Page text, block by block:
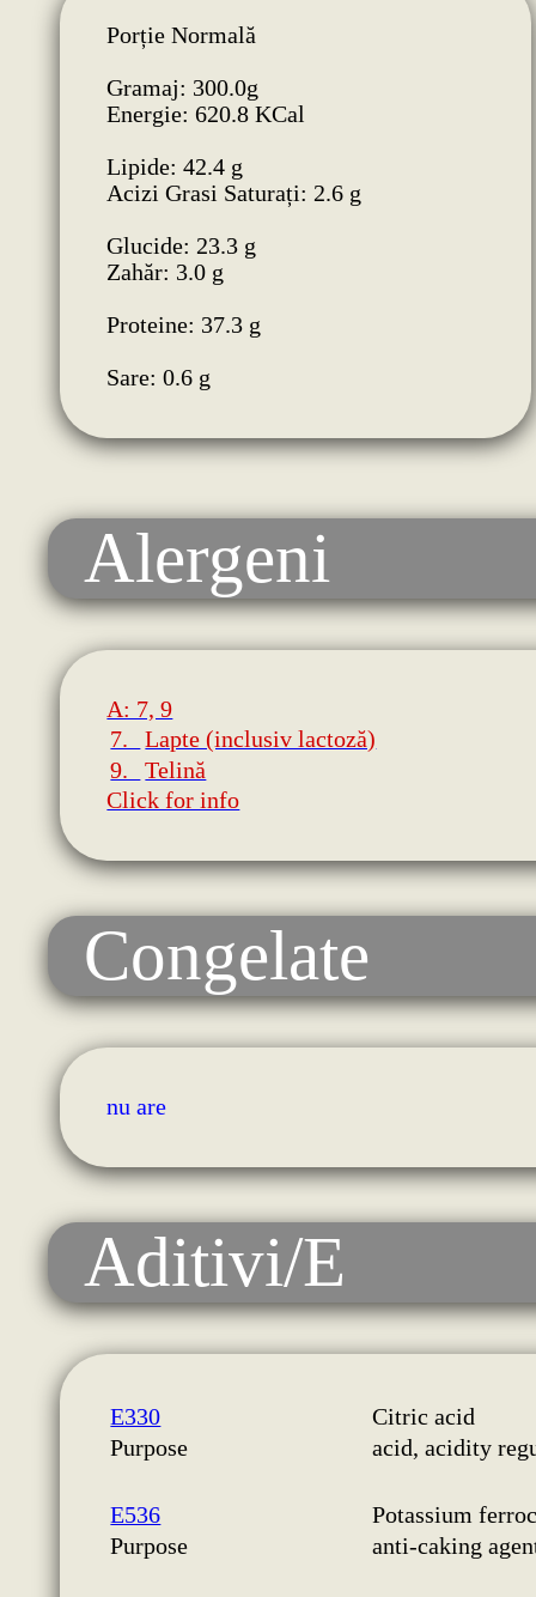
Porție Normală
Gramaj: 300.0g
Energie: 620.8 KCal
Lipide: 42.4 g
Acizi Grasi Saturați: 2.6 g
Glucide: 23.3 g
Zahăr: 3.0 g
Proteine: 37.3 g
Sare: 0.6 g
Alergeni
A: 7, 9
7.
Lapte (inclusiv lactoză)
9.
Telină
Click for info
Congelate
nu are
Aditivi/E
E330
Citric acid
Purpose
acid, acidity
E536
Potassium
Purpose
anti-caking